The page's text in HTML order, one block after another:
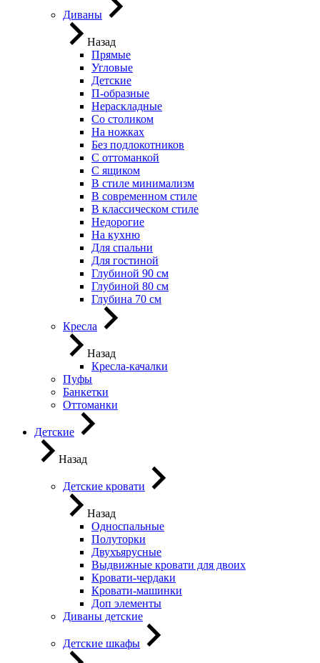
Диваны
Назад
Прямые
Угловые
Детские
П-образные
Нераскладные
Со столиком
На ножках
Без подлокотников
С оттоманкой
С ящиком
В стиле минимализм
В современном стиле
В классическом стиле
Недорогие
На кухню
Для спальни
Для гостиной
Глубиной 90 см
Глубиной 80 см
Глубина 70 см
Кресла
Назад
Кресла-качалки
Пуфы
Банкетки
Оттоманки
Детские
Назад
Детские кровати
Назад
Односпальные
Полуторки
Двухъярусные
Выдвижные кровати для двоих
Кровати-чердаки
Кровати-машинки
Доп элементы
Диваны детские
Детские шкафы